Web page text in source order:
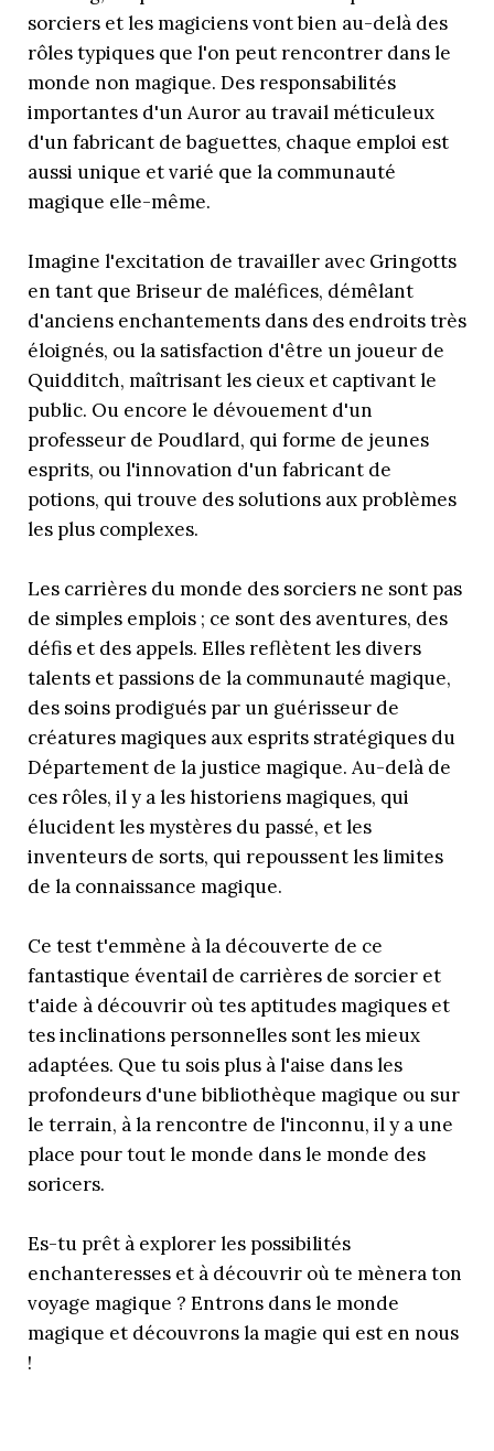
sorciers et les magiciens vont bien au-delà des
rôles typiques que l'on peut rencontrer dans le
monde non magique. Des responsabilités
importantes d'un Auror au travail méticuleux
d'un fabricant de baguettes, chaque emploi est
aussi unique et varié que la communauté
magique elle-même.
Imagine l'excitation de travailler avec Gringotts
en tant que Briseur de maléfices, démêlant
d'anciens enchantements dans des endroits très
éloignés, ou la satisfaction d'être un joueur de
Quidditch, maîtrisant les cieux et captivant le
public. Ou encore le dévouement d'un
professeur de Poudlard, qui forme de jeunes
esprits, ou l'innovation d'un fabricant de
potions, qui trouve des solutions aux problèmes
les plus complexes.
Les carrières du monde des sorciers ne sont pas
de simples emplois ; ce sont des aventures, des
défis et des appels. Elles reflètent les divers
talents et passions de la communauté magique,
des soins prodigués par un guérisseur de
créatures magiques aux esprits stratégiques du
Département de la justice magique. Au-delà de
ces rôles, il y a les historiens magiques, qui
élucident les mystères du passé, et les
inventeurs de sorts, qui repoussent les limites
de la connaissance magique.
Ce test t'emmène à la découverte de ce
fantastique éventail de carrières de sorcier et
t'aide à découvrir où tes aptitudes magiques et
tes inclinations personnelles sont les mieux
adaptées. Que tu sois plus à l'aise dans les
profondeurs d'une bibliothèque magique ou sur
le terrain, à la rencontre de l'inconnu, il y a une
place pour tout le monde dans le monde des
soricers.
Es-tu prêt à explorer les possibilités
enchanteresses et à découvrir où te mènera ton
voyage magique ? Entrons dans le monde
magique et découvrons la magie qui est en nous
!